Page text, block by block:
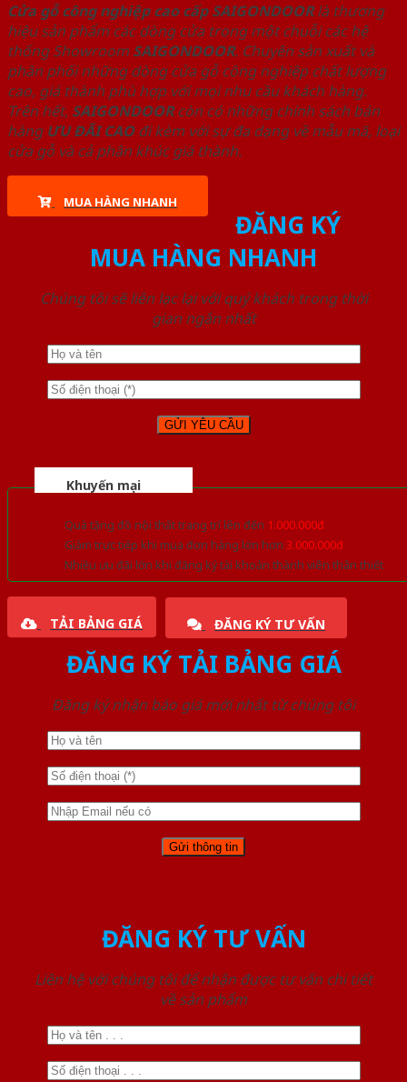
Cửa gỗ công nghiệp cao cấp SAIGONDOORlà thương
hiệu sản phẩm các dòng cửa trong một chuỗi các hệ
thống Showroom SAIGONDOOR. Chuyên sản xuất và
phân phối những dòng cửa gỗ công nghiệp chất lượng
cao, giá thành phù hợp với mọi nhu cầu khách hàng.
Trên hết, SAIGONDOORcòn có những chính sách bán
hàng ƯU ĐÃI CAOđi kèm với sự đa dạng về mẫu mã, loại
cửa gỗ và cả phân khúc giá thành.
MUA HÀNG NHANH
ĐĂNG KÝ
MUA HÀNG NHANH
Chúng tôi sẽ liên lạc lại với quý khách trong thời
gian ngắn nhất
Khuyến mại
Quà tặng đồ nội thất trang trí lên đến 1.000.000đ
Giảm trực tiếp khi mua đơn hàng lớn hơn 3.000.000đ
Nhiều ưu đãi lớn khi đăng ký tài khoản thành viên thân thiết
TẢI BẢNG GIÁ ĐĂNG KÝ TƯ VẤN
ĐĂNG KÝ TẢI BẢNG GIÁ
Đăng ký nhận báo giá mới nhất từ chúng tôi
ĐĂNG KÝ TƯ VẤN
Liên hệ với chúng tôi để nhận được tư vấn chi tiết
về sản phẩm